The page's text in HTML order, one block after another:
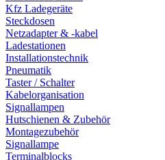
Kfz Ladegeräte
Steckdosen
Netzadapter & -kabel
Ladestationen
Installationstechnik
Pneumatik
Taster / Schalter
Kabelorganisation
Signallampen
Hutschienen & Zubehör
Montagezubehör
Signallampe
Terminalblocks